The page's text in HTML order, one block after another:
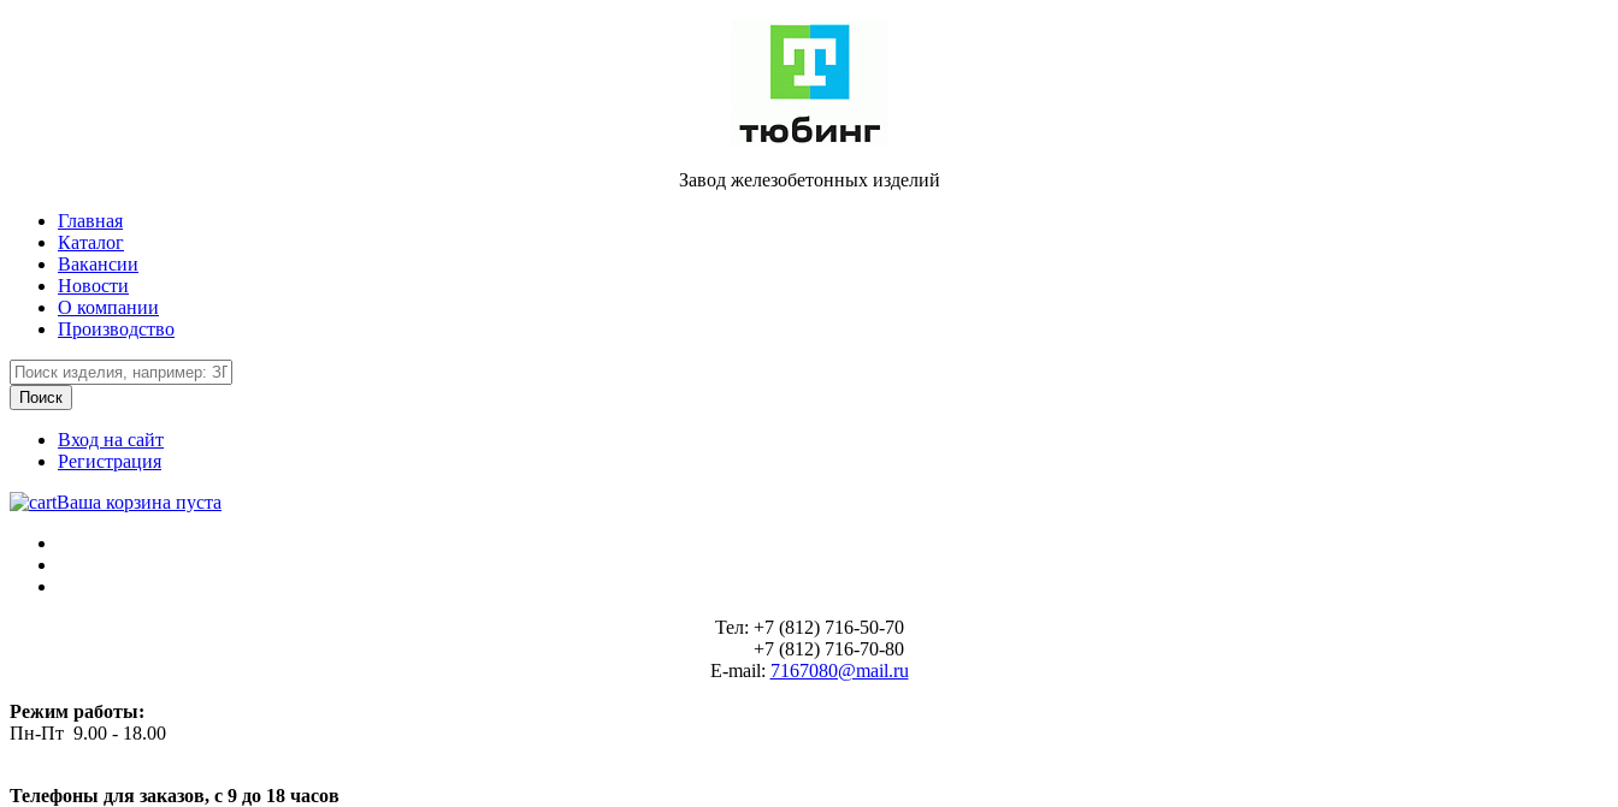
Завод железобетонных изделий
Главная
Каталог
Вакансии
Новости
О компании
Производство
Вход на сайт
Регистрация
Ваша корзина пуста
Тел: +7 (812) 716-50-70
+7 (812) 716-70-80
E-mail: 7167080@mail.ru
Режим работы:
Пн-Пт 9.00 - 18.00
Телефоны для заказов, c 9 до 18 часов